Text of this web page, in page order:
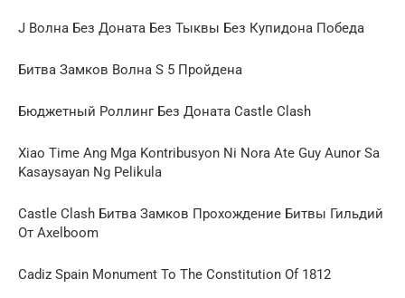
J Волна Без Доната Без Тыквы Без Купидона Победа
Битва Замков Волна S 5 Пройдена
Бюджетный Роллинг Без Доната Castle Clash
Xiao Time Ang Mga Kontribusyon Ni Nora Ate Guy Aunor Sa
Kasaysayan Ng Pelikula
Castle Clash Битва Замков Прохождение Битвы Гильдий
От Axelboom
Cadiz Spain Monument To The Constitution Of 1812